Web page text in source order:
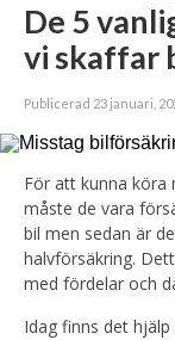
De 5
vi skaffar
Publicerad 23 januari,
För att kunna köra
måste de vara
bil men sedan är
halvförsäkring.
med fördelar och
Idag finns det